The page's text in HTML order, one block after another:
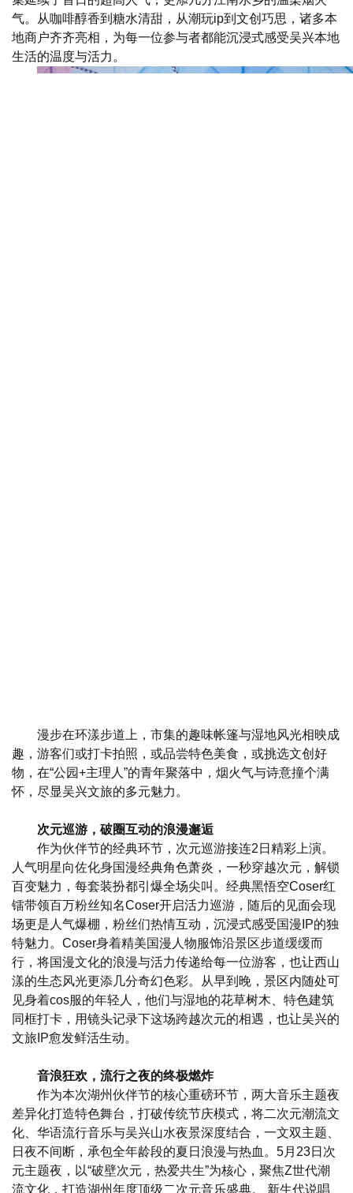
气。从咖啡醇香到糖水清甜，从潮玩ip到文创巧思，诸多本
地商户齐齐亮相，为每一位参与者都能沉浸式感受吴兴本地
生活的温度与活力。
漫步在环漾步道上，市集的趣味帐篷与湿地风光相映成
趣，游客们或打卡拍照，或品尝特色美食，或挑选文创好
物，在“公园+主理人”的青年聚落中，烟火气与诗意撞个满
怀，尽显吴兴文旅的多元魅力。
次元巡游，破圈互动的浪漫邂逅
作为伙伴节的经典环节，次元巡游接连2日精彩上演。
人气明星向佐化身国漫经典角色萧炎，一秒穿越次元，解锁
百变魅力，每套装扮都引爆全场尖叫。经典黑悟空Coser红
镭带领百万粉丝知名Coser开启活力巡游，随后的见面会现
场更是人气爆棚，粉丝们热情互动，沉浸式感受国漫IP的独
特魅力。Coser身着精美国漫人物服饰沿景区步道缓缓而
行，将国漫文化的浪漫与活力传递给每一位游客，也让西山
漾的生态风光更添几分奇幻色彩。从早到晚，景区内随处可
见身着cos服的年轻人，他们与湿地的花草树木、特色建筑
同框打卡，用镜头记录下这场跨越次元的相遇，也让吴兴的
文旅IP愈发鲜活生动。
音浪狂欢，流行之夜的终极燃炸
作为本次湖州伙伴节的核心重磅环节，两大音乐主题夜
差异化打造特色舞台，打破传统节庆模式，将二次元潮流文
化、华语流行音乐与吴兴山水夜景深度结合，一文双主题、
日夜不间断，承包全年龄段的夏日浪漫与热血。5月23日次
元主题夜，以“破壁次元，热爱共生”为核心，聚焦Z世代潮
流文化，打造湖州年度顶级二次元音乐盛典。 新生代说唱